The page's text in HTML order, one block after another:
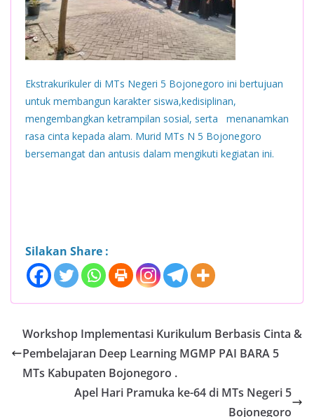
Ekstrakurikuler di MTs Negeri 5 Bojonegoro ini bertujuan
untuk membangun karakter siswa,kedisiplinan,
mengembangkan ketrampilan sosial, serta menanamkan
rasa cinta kepada alam. Murid MTs N 5 Bojonegoro
bersemangat dan antusis dalam mengikuti kegiatan ini.
Silakan Share :
Workshop Implementasi Kurikulum Berbasis Cinta &
Pembelajaran Deep Learning MGMP PAI BARA 5
MTs Kabupaten Bojonegoro .
Apel Hari Pramuka ke-64 di MTs Negeri 5
Bojonegoro